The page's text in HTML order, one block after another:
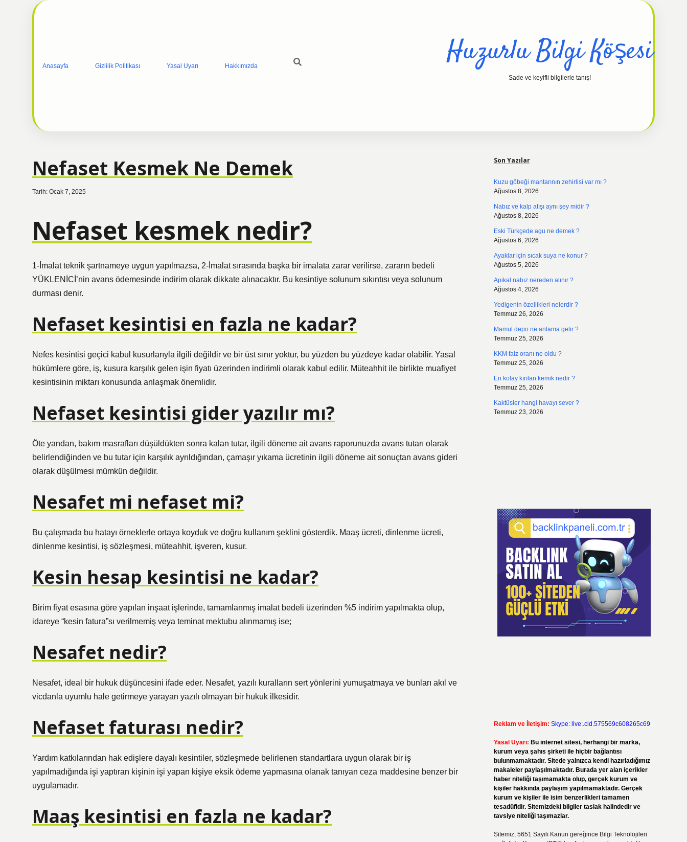
Anasayfa Gizlilik Politikası Yasal Uyarı Hakkımızda Huzurlu Bilgi Köşesi
Sade ve keyifli bilgilerle tanış!
Nefaset Kesmek Ne Demek
Tarih: Ocak 7, 2025
Nefaset kesmek nedir?
1-İmalat teknik şartnameye uygun yapılmazsa, 2-İmalat sırasında başka bir imalata zarar verilirse, zararın bedeli
YÜKLENİCİ’nin avans ödemesinde indirim olarak dikkate alınacaktır. Bu kesintiye solunum sıkıntısı veya solunum
durması denir.
Nefaset kesintisi en fazla ne kadar?
Nefes kesintisi geçici kabul kusurlarıyla ilgili değildir ve bir üst sınır yoktur, bu yüzden bu yüzdeye kadar olabilir. Yasal
hükümlere göre, iş, kusura karşılık gelen işin fiyatı üzerinden indirimli olarak kabul edilir. Müteahhit ile birlikte muafiyet
kesintisinin miktarı konusunda anlaşmak önemlidir.
Nefaset kesintisi gider yazılır mı?
Öte yandan, bakım masrafları düşüldükten sonra kalan tutar, ilgili döneme ait avans raporunuzda avans tutarı olarak
belirlendiğinden ve bu tutar için karşılık ayrıldığından, çamaşır yıkama ücretinin ilgili döneme ait sonuçtan avans gideri
olarak düşülmesi mümkün değildir.
Nesafet mi nefaset mi?
Bu çalışmada bu hatayı örneklerle ortaya koyduk ve doğru kullanım şeklini gösterdik. Maaş ücreti, dinlenme ücreti,
dinlenme kesintisi, iş sözleşmesi, müteahhit, işveren, kusur.
Kesin hesap kesintisi ne kadar?
Birim fiyat esasına göre yapılan inşaat işlerinde, tamamlanmış imalat bedeli üzerinden %5 indirim yapılmakta olup,
idareye “kesin fatura”sı verilmemiş veya teminat mektubu alınmamış ise;
Nesafet nedir?
Nesafet, ideal bir hukuk düşüncesini ifade eder. Nesafet, yazılı kuralların sert yönlerini yumuşatmaya ve bunları akıl ve
vicdanla uyumlu hale getirmeye yarayan yazılı olmayan bir hukuk ilkesidir.
Nefaset faturası nedir?
Yardım katkılarından hak edişlere dayalı kesintiler, sözleşmede belirlenen standartlara uygun olarak bir iş
yapılmadığında işi yaptıran kişinin işi yapan kişiye eksik ödeme yapmasına olanak tanıyan ceza maddesine benzer bir
uygulamadır.
Maaş kesintisi en fazla ne kadar?
Son Yazılar
Kuzu göbeği mantarının zehirlisi var mı ?
Ağustos 8, 2026
Nabız ve kalp atışı aynı şey midir ?
Ağustos 8, 2026
Eski Türkçede agu ne demek ?
Ağustos 6, 2026
Ayaklar için sıcak suya ne konur ?
Ağustos 5, 2026
Apikal nabız nereden alınır ?
Ağustos 4, 2026
Yedigenin özellikleri nelerdir ?
Temmuz 26, 2026
Mamul depo ne anlama gelir ?
Temmuz 25, 2026
KKM faiz oranı ne oldu ?
Temmuz 25, 2026
En kolay kırılan kemik nedir ?
Temmuz 25, 2026
Kaktüsler hangi havayı sever ?
Temmuz 23, 2026
Reklam ve İletişim: Skype: live:.cid.575569c608265c69
Yasal Uyarı: Bu internet sitesi, herhangi bir marka,
kurum veya şahıs şirketi ile hiçbir bağlantısı
bulunmamaktadır. Sitede yalnızca kendi hazırladığımız
makaleler paylaşılmaktadır. Burada yer alan içerikler
haber niteliği taşımamakta olup, gerçek kurum ve
kişiler hakkında paylaşım yapılmamaktadır. Gerçek
kurum ve kişiler ile isim benzerlikleri tamamen
tesadüfidir. Sitemizdeki bilgiler taslak halindedir ve
tavsiye niteliği taşımazlar.
Sitemiz, 5651 Sayılı Kanun gereğince Bilgi Teknolojileri